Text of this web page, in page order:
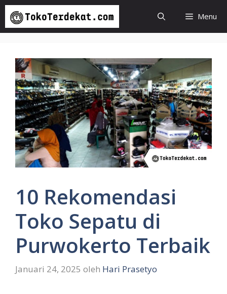
Langsung
isi
Menu
10 Rekomendasi
Toko Sepatu di
Purwokerto Terbaik
Januari 24, 2025 oleh Hari Prasetyo